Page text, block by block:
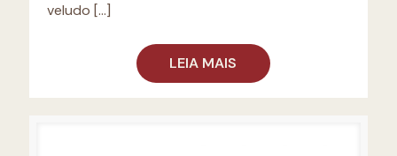
veludo […]
LEIA MAIS